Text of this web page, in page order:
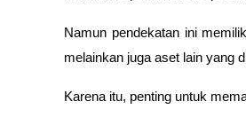
Namun pendekatan ini
melainkan juga aset lain yang
Karena itu, penting untuk